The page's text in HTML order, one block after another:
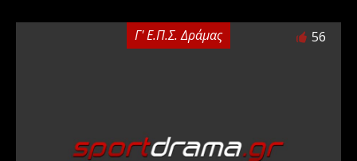
Γ' Ε.Π.Σ. Δράμας 56